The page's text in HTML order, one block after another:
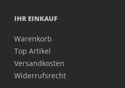
IHR EINKAUF
Warenkorb
Top Artikel
Versandkosten
Widerrufsrecht